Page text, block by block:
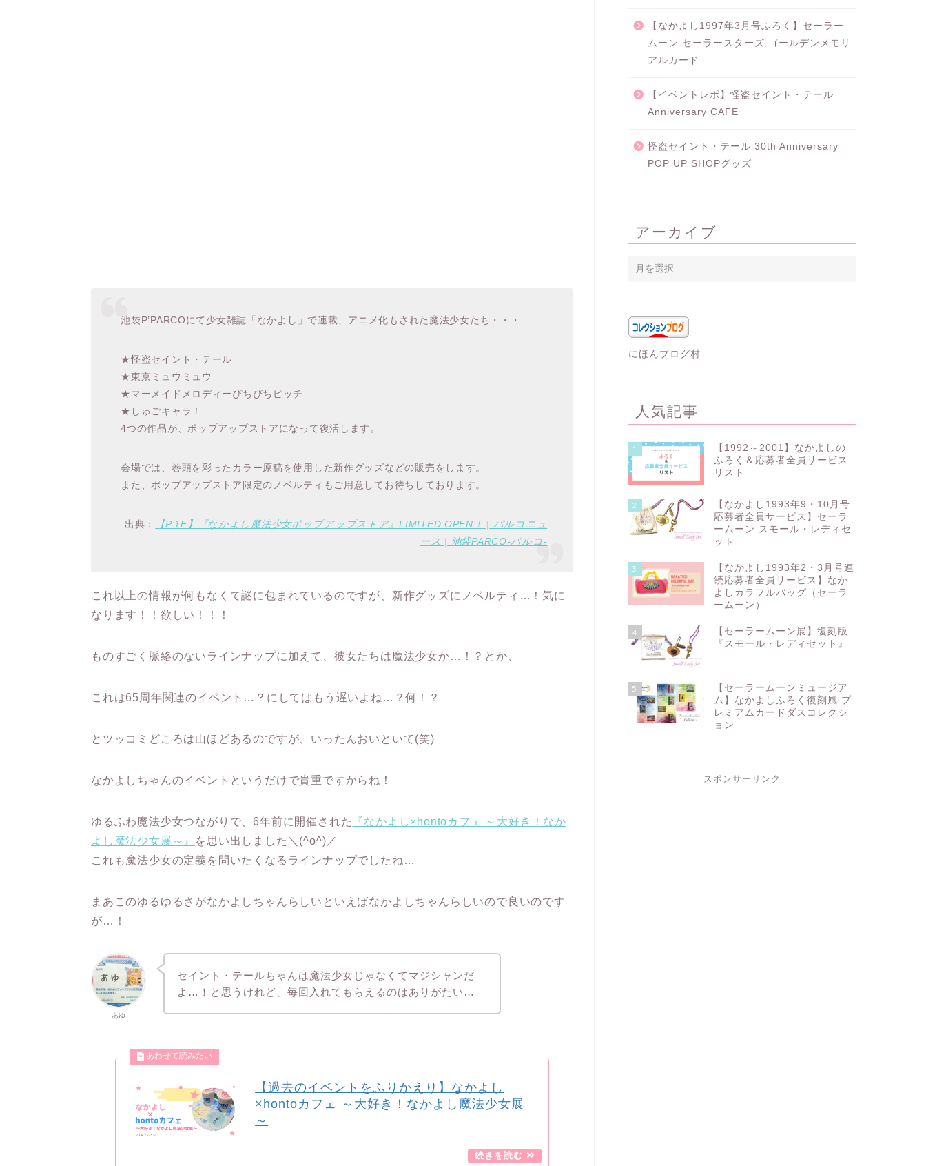
池袋P’PARCOにて少女雑誌「なかよし」で連載、アニメ化もされた魔法少女たち・・・
★怪盗セイント・テール
★東京ミュウミュウ
★マーメイドメロディーぴちぴちピッチ
★しゅごキャラ！
4つの作品が、ポップアップストアになって復活します。
会場では、巻頭を彩ったカラー原稿を使用した新作グッズなどの販売をします。
また、ポップアップストア限定のノベルティもご用意してお待ちしております。
出典：
【P’1F】『なかよし魔法少女ポップアップストア』LIMITED OPEN！ | パルコニュ
ース | 池袋PARCO-パルコ-
これ以上の情報が何もなくて謎に包まれているのですが、新作グッズにノベルティ…！気に
なります！！欲しい！！！
ものすごく脈絡のないラインナップに加えて、彼女たちは魔法少女か…！？とか、
これは65周年関連のイベント…？にしてはもう遅いよね…？何！？
とツッコミどころは山ほどあるのですが、いったんおいといて(笑)
なかよしちゃんのイベントというだけで貴重ですからね！
ゆるふわ魔法少女つながりで、6年前に開催された
『なかよし×hontoカフェ ～大好き！なか
よし魔法少女展～』
を思い出しました＼(^o^)／
これも魔法少女の定義を問いたくなるラインナップでしたね…
まあこのゆるゆるさがなかよしちゃんらしいといえばなかよしちゃんらしいので良いのです
が…！
あゆ
セイント・テールちゃんは魔法少女じゃなくてマジシャンだ
よ…！と思うけれど、毎回入れてもらえるのはありがたい…
【過去のイベントをふりかえり】なかよし
×hontoカフェ ～大好き！なかよし魔法少女展
～
【なかよし1997年3月号ふろく】セーラー
ムーン セーラースターズ ゴールデンメモリ
アルカード
【イベントレポ】怪盗セイント・テール
Anniversary CAFE
怪盗セイント・テール 30th Anniversary
POP UP SHOPグッズ
アーカイブ
にほんブログ村
人気記事
1
【1992～2001】なかよしの
ふろく＆応募者全員サービス
リスト
2
【なかよし1993年9・10月号
応募者全員サービス】セーラ
ームーン スモール・レディセ
ット
3
【なかよし1993年2・3月号連
続応募者全員サービス】なか
よしカラフルバッグ（セーラ
ームーン）
4
【セーラームーン展】復刻版
『スモール・レディセット』
5
【セーラームーンミュージア
ム】なかよしふろく復刻風 プ
レミアムカードダスコレクシ
ョン
スポンサーリンク